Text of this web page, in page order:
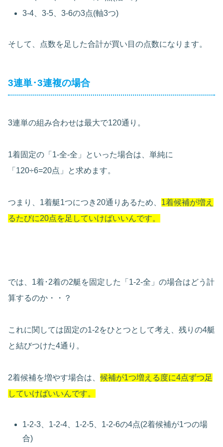
3-4、3-5、3-6の3点(軸3つ)
そして、点数を足した合計が買い目の点数になります。
3連単･3連複の場合
3連単の組み合わせは最大で120通り。
1着固定の「1-全-全」といった場合は、単純に
「120÷6=20点」と求めます。
つまり、1着艇1つにつき20通りあるため、 1着候補が増え
るたびに20点を足していけばいいんです。
では、1着･2着の2艇を固定した「1-2-全」の場合はどう計
算するのか・・？
これに関しては固定の1-2をひとつとして考え、残りの4艇
と結びつけた4通り。
2着候補を増やす場合は、 候補が1つ増える度に4点ずつ足
していけばいいんです。
1-2-3、1-2-4、1-2-5、1-2-6の4点(2着候補が1つの場
合)